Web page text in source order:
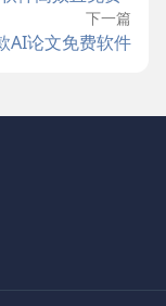
下一篇
AI论文免费软件